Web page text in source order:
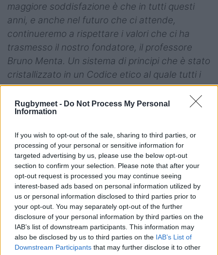
Rugbymeet - Do Not Process My Personal
Information
If you wish to opt-out of the sale, sharing to third parties, or
processing of your personal or sensitive information for
targeted advertising by us, please use the below opt-out
section to confirm your selection. Please note that after your
opt-out request is processed you may continue seeing
interest-based ads based on personal information utilized by
us or personal information disclosed to third parties prior to
your opt-out. You may separately opt-out of the further
disclosure of your personal information by third parties on the
IAB’s list of downstream participants. This information may
also be disclosed by us to third parties on the IAB’s List of
Downstream Participants that may further disclose it to other
maggiore soddisfazione è che in tutti questi
anni, e anche nel futuro che ci attende,
continueremo a rispettare i valori che ci ha
trasmesso il nostro fondatore, il professore
Bruno Menta. Un sistema di principi che è stato
cristallizzato in un Codice etico al quale tutti i
tesserati saranno sempre chiamati ad
attenersi. Approfitto di questo momento di
cambiamento per ringraziare tutti coloro che,
straordinario impegno per la crescita e lo
sviluppo della nostra società e del rugby in
questa zona della provincia di Brescia».
Il vecchio logo: